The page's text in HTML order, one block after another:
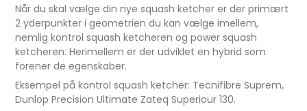
Når du skal vælge din nye squash ketcher er der primært
2 yderpunkter i geometrien du kan vælge imellem,
nemlig kontrol squash ketcheren og power squash
ketcheren. Herimellem er der udviklet en hybrid som
forener de egenskaber.
Eksempel på kontrol squash ketcher: Tecnifibre Suprem,
Dunlop Precision Ultimate Zateq Superiour 130.